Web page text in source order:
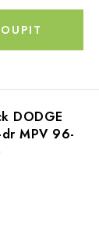
DODGE
MPV 96-